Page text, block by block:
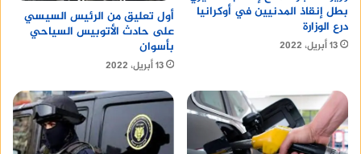
بطل إنقاذ المدنيين في أوكرانيا
درع الوزارة
13 أبريل، 2022
أول تعليق من الرئيس السيسي
على حادث الأتوبيس السياحي
بأسوان
13 أبريل، 2022